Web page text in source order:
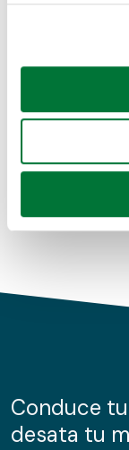
Si lo permite,
Recopilar
Identificar
para buscar
Obtenga más
de cookies.
información
nuestros
Coches de
Coches de km0
Conduce
desata tu